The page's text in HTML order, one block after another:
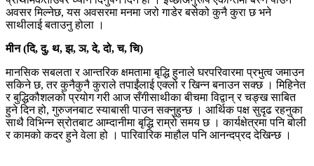
अवसर मिल्नेछ, यस अवसरमा मनमा जरो गाडेर बसेको कुनै कुरा छ भने
साथीलाई बताउनु होला ।
मीन (दि, दु, थ, झ, ञ, दे, दो, च, चि)
मानसिक सबलता र आन्तरिक क्षमतामा बृद्धि हुनाले घरपरिवारमा प्रभुत्व जमाउन
सकिने छ, तर कुनैकुनै कुराले तपाईंलाई एक्लो र खिन्न बनाउन सक्छ । मिहिनेत
र बुद्धिकौशलको प्रयोग गरी आज सँगीसाथीका बीचमा विद्वान् र चङ्ख साबित
हुने दिन हो, गुरुजनबाट स्याबासी पाउन सक्नुहुन्छ । आर्थिक पक्ष सुदृढ रहनुका
साथै विभिन्न स्रोतबाट आम्दानीमा बृद्धि राम्रो समय छ । कार्यक्षेत्रमा पनि बोली
र कामको कदर हुने वेला हो । पारिवारिक माहौल पनि आनन्दप्रद देखिन्छ ।